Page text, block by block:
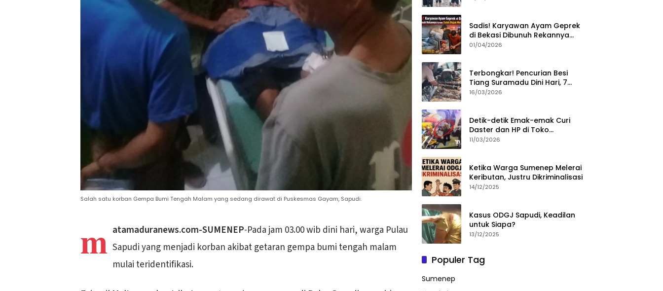
Salah satu korban Gempa Bumi Tengah Malam yang sedang dirawat di Puskesmas Gayam, Sapudi.
m atamaduranews.com-SUMENEP-Pada jam 03.00 wib dini hari, warga Pulau
Sapudi yang menjadi korban akibat getaran gempa bumi tengah malam
mulai teridentifikasi.
Sadis! Karyawan Ayam Geprek
di Bekasi Dibunuh Rekannya
karena Tolak Diajak Merampok
01/04/2026
Terbongkar! Pencurian Besi
Tiang Suramadu Dini Hari, 7
ABK Ditangkap Polisi
16/03/2026
Detik-detik Emak-emak Curi
Daster dan HP di Toko
Sumenep, Aksi Terekam CCTV
11/03/2026
Ketika Warga Sumenep Melerai
Keributan, Justru Dikriminalisasi
14/12/2025
Kasus ODGJ Sapudi, Keadilan
untuk Siapa?
13/12/2025
Populer Tag
Sumenep